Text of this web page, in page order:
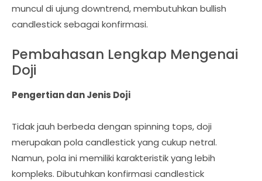
muncul di ujung downtrend, membutuhkan bullish
candlestick sebagai konfirmasi.
Pembahasan Lengkap Mengenai
Doji
Pengertian dan Jenis Doji
Tidak jauh berbeda dengan spinning tops, doji
merupakan pola candlestick yang cukup netral.
Namun, pola ini memiliki karakteristik yang lebih
kompleks. Dibutuhkan konfirmasi candlestick